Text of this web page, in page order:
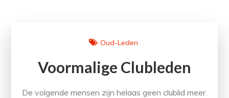
Oud-Leden
Voormalige Clubleden
De volgende mensen zijn helaas geen clublid meer.